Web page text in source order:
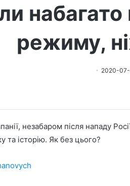
режиму,
2020-07-
незабаром після нападу
та історію. Як без цього?